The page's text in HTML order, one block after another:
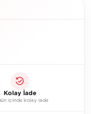
Kolay İade
içinde kolay iade